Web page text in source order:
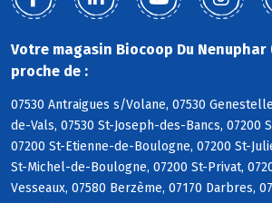
Votre magasin Biocoop Du Nenuphar
proche de :
07530 Antraigues s/Volane, 07530
de-Vals, 07530 St-Joseph-des-Bancs, 07200
07200 St-Etienne-de-Boulogne, 07200 St-
St-Michel-de-Boulogne, 07200 St-Privat,
Vesseaux, 07580 Berzème, 07170 Darbres,